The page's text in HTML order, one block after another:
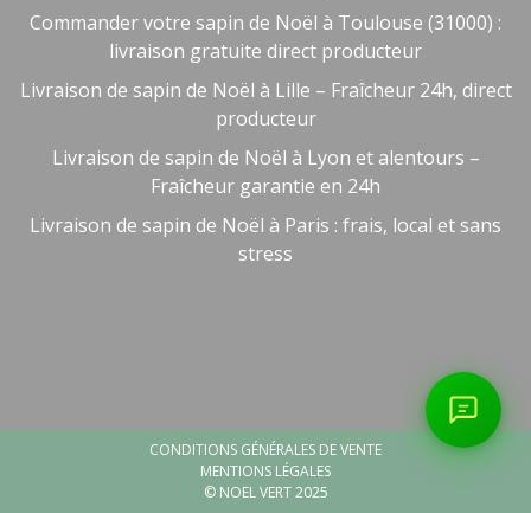
Commander votre sapin de Noël à Toulouse (31000) :
livraison gratuite direct producteur
Livraison de sapin de Noël à Lille – Fraîcheur 24h, direct
producteur
Livraison de sapin de Noël à Lyon et alentours –
Fraîcheur garantie en 24h
Livraison de sapin de Noël à Paris : frais, local et sans
stress
CONDITIONS GÉNÉRALES DE VENTE
MENTIONS LÉGALES
© NOEL VERT 2025
0/800
📞 Parler à un conseiller